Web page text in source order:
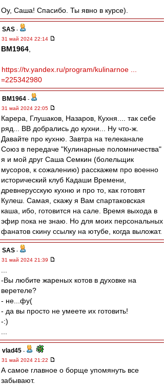
Оу, Саша! Спасибо. Ты явно в курсе).
SAS -
31 май 2024 22:14
BM1964
https://tv.yandex.ru/program/kulinarnoe ...
=225342980
BM1964 -
31 май 2024 22:05
Карера, Глушаков, Назаров, Кухня.... так себе
ряд... ВВ добрались до кухни... Ну что-ж.
Давайте про кухню. Завтра на телеканале
Союз в передаче "Кулинарные поломничества"
я и мой друг Саша Семкин (болельщик
мусоров, к сожалению) расскажем про военно
исторический клуб Кадаши Времени,
древнерусскую кухню и про то, как готовят
Кулеш. Самая, скажу я Вам спартаковская
каша, ибо, готовится на сале. Время выхода в
эфир пока не знаю. Но для моих персональных
фанатов скину ссылку на ютубе, когда выложат.
SAS -
31 май 2024 21:39
-Вы любите жареных котов в духовке на
веретеле?
- не...фу(
- да вы просто не умеете их готовить!
-:)
vlad45 -
31 май 2024 21:22
А самое главное о борще упомянуть все
забывают.